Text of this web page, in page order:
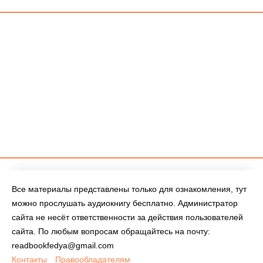
Все материалы представлены только для ознакомления, тут
можно прослушать аудиокнигу бесплатно. Администратор
сайта не несёт ответственности за действия пользователей
сайта. По любым вопросам обращайтесь на почту:
readbookfedya@gmail.com
Контакты
Правообладателям